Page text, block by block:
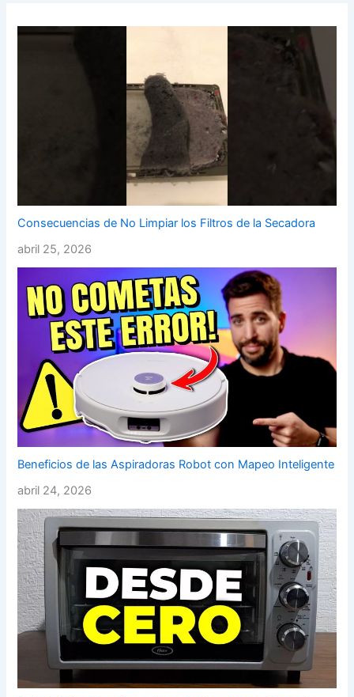
Consecuencias de No Limpiar los Filtros de la Secadora
abril 25, 2026
Beneficios de las Aspiradoras Robot con Mapeo Inteligente
abril 24, 2026